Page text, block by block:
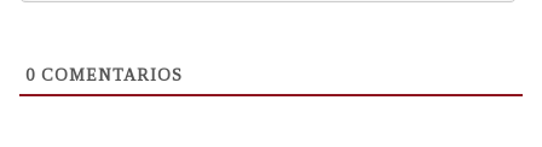
0 COMENTARIOS